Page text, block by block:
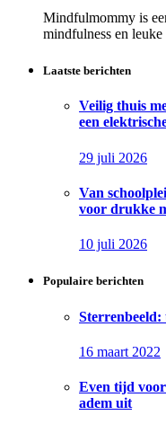
Mindfulmommy is
mindfulness en
Laatste berichten
Veilig thuis
een
29 juli 2026
Van
voor drukke
10 juli 2026
Populaire berichten
Sterrenbeeld:
16 maart 2022
Even tijd voor
adem uit